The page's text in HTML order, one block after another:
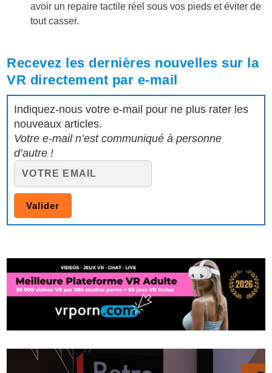
avoir un repaire tactile réel sous vos pieds et éviter de
tout casser.
Recevez les dernières nouvelles sur la
VR directement par e-mail
Indiquez-nous votre e-mail pour ne plus rater les
nouveaux articles.
Votre e-mail n’est communiqué à personne
d’autre !